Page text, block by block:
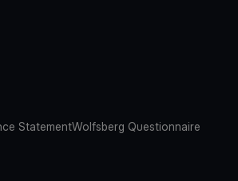
StatementWolfsberg Questionnaire